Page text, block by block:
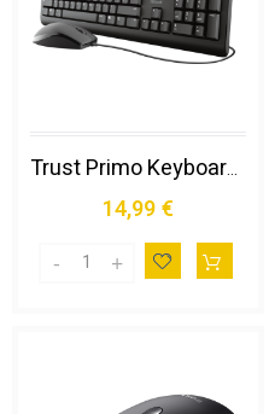
Trust Primo Keyboard & Mouse Set
14,99 €